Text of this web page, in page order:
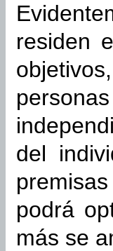
residen
del
podrá
más se